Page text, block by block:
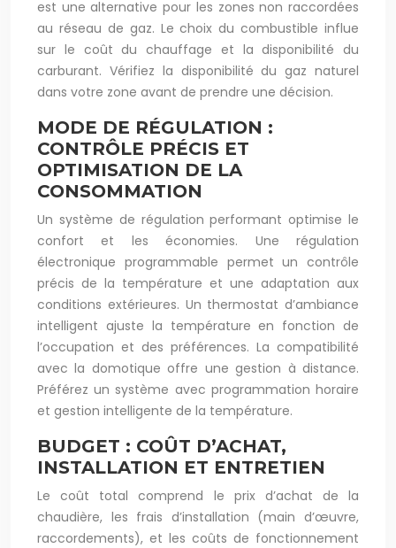
est une alternative pour les zones non raccordées
au réseau de gaz. Le choix du combustible influe
sur le coût du chauffage et la disponibilité du
carburant. Vérifiez la disponibilité du gaz naturel
dans votre zone avant de prendre une décision.
MODE DE RÉGULATION :
CONTRÔLE PRÉCIS ET
OPTIMISATION DE LA
CONSOMMATION
Un système de régulation performant optimise le
confort et les économies. Une régulation
électronique programmable permet un contrôle
précis de la température et une adaptation aux
conditions extérieures. Un thermostat d’ambiance
intelligent ajuste la température en fonction de
l’occupation et des préférences. La compatibilité
avec la domotique offre une gestion à distance.
Préférez un système avec programmation horaire
et gestion intelligente de la température.
BUDGET : COÛT D’ACHAT,
INSTALLATION ET ENTRETIEN
Le coût total comprend le prix d’achat de la
chaudière, les frais d’installation (main d’œuvre,
raccordements), et les coûts de fonctionnement